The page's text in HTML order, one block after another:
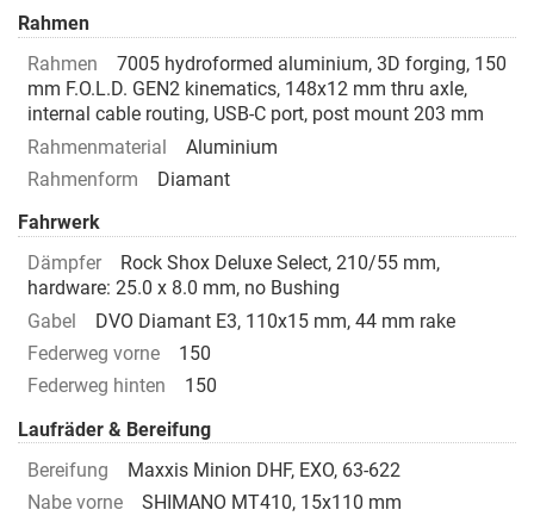
Rahmen
Rahmen
7005 hydroformed aluminium, 3D forging, 150
mm F.O.L.D. GEN2 kinematics, 148x12 mm thru axle,
internal cable routing, USB-C port, post mount 203 mm
Rahmenmaterial
Aluminium
Rahmenform
Diamant
Fahrwerk
Dämpfer
Rock Shox Deluxe Select, 210/55 mm,
hardware: 25.0 x 8.0 mm, no Bushing
Gabel
DVO Diamant E3, 110x15 mm, 44 mm rake
Federweg vorne
150
Federweg hinten
150
Laufräder & Bereifung
Bereifung
Maxxis Minion DHF, EXO, 63-622
Nabe vorne
SHIMANO MT410, 15x110 mm